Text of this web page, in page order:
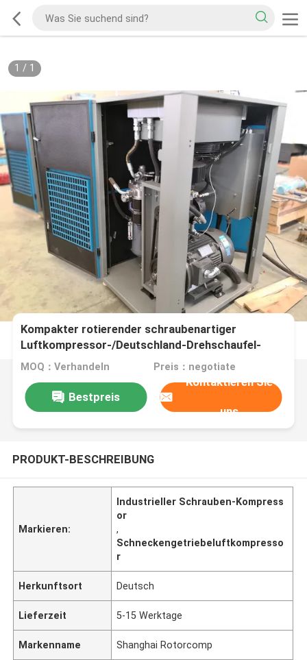
1 / 1
Kompakter rotierender schraubenartiger
Luftkompressor-/Deutschland-Drehschaufel-
Luftkompressor
MOQ：Verhandeln Preis：negotiate
Bestpreis
Kontaktieren Sie
uns
PRODUKT-BESCHREIBUNG
Markieren:
Industrieller Schrauben-Kompress
or
,
Schneckengetriebeluftkompresso
r
Herkunftsort Deutsch
Lieferzeit 5-15 Werktage
Markenname Shanghai Rotorcomp